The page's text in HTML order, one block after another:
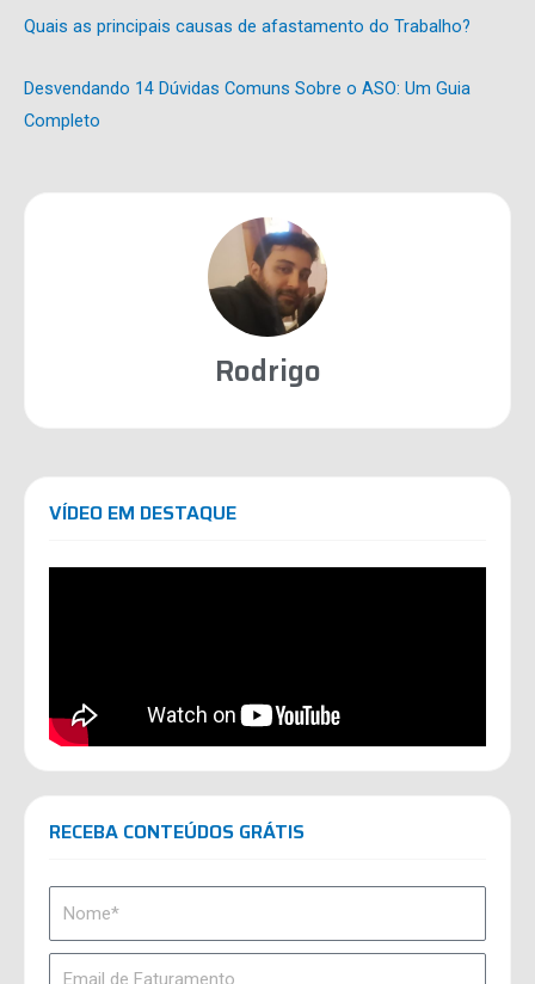
Quais as principais causas de afastamento do Trabalho?
Desvendando 14 Dúvidas Comuns Sobre o ASO: Um Guia
Completo
Rodrigo
VÍDEO EM DESTAQUE
RECEBA CONTEÚDOS GRÁTIS